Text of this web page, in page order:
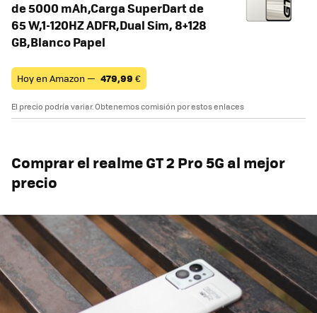
de 5000 mAh,Carga SuperDart de
65 W,1-120HZ ADFR,Dual Sim, 8+128
GB,Blanco Papel
Hoy en Amazon — 479,99 €
El precio podría variar. Obtenemos comisión por estos enlaces
Comprar el realme GT 2 Pro 5G al mejor
precio